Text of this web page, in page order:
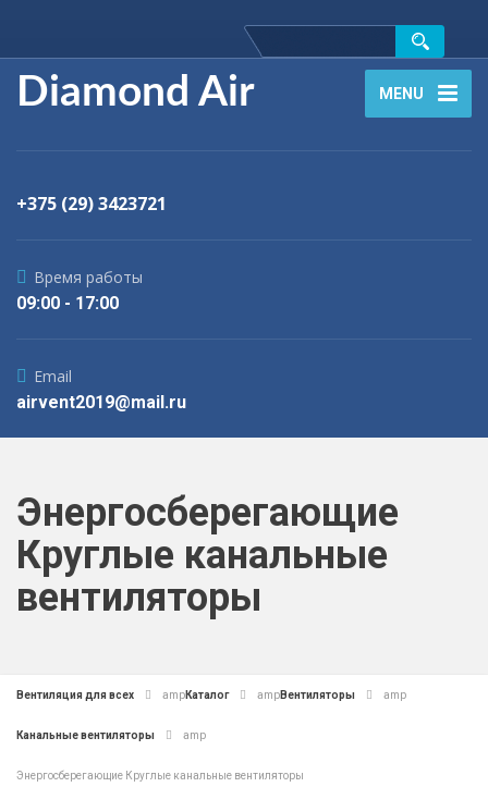
Diamond Air MENU
+375 (29) 3423721
Время работы
09:00 - 17:00
Email
airvent2019@mail.ru
Энергосберегающие
Круглые канальные
вентиляторы
Вентиляция для всех ampКаталог ampВентиляторы amp
Канальные вентиляторы amp
Энергосберегающие Круглые канальные вентиляторы